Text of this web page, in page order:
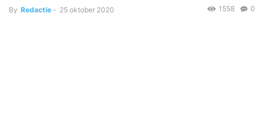
By Redactie - 25 oktober 2020 0
1558